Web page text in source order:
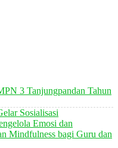
3 Tanjungpandan Tahun
Sosialisasi
Emosi dan
Mindfulness bagi Guru dan